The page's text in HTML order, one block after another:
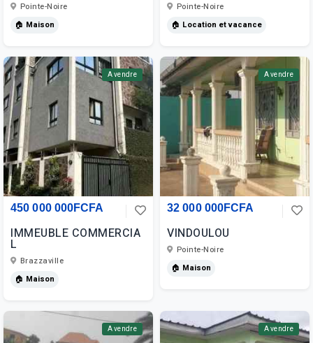
Pointe-Noire
🏠 Maison
Pointe-Noire
🏠 Location et vacance
A vendre
450 000 000FCFA
IMMEUBLE COMMERCIA
L
Brazzaville
🏠 Maison
A vendre
32 000 000FCFA
VINDOULOU
Pointe-Noire
🏠 Maison
A vendre A vendre